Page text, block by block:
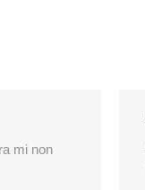
mi non